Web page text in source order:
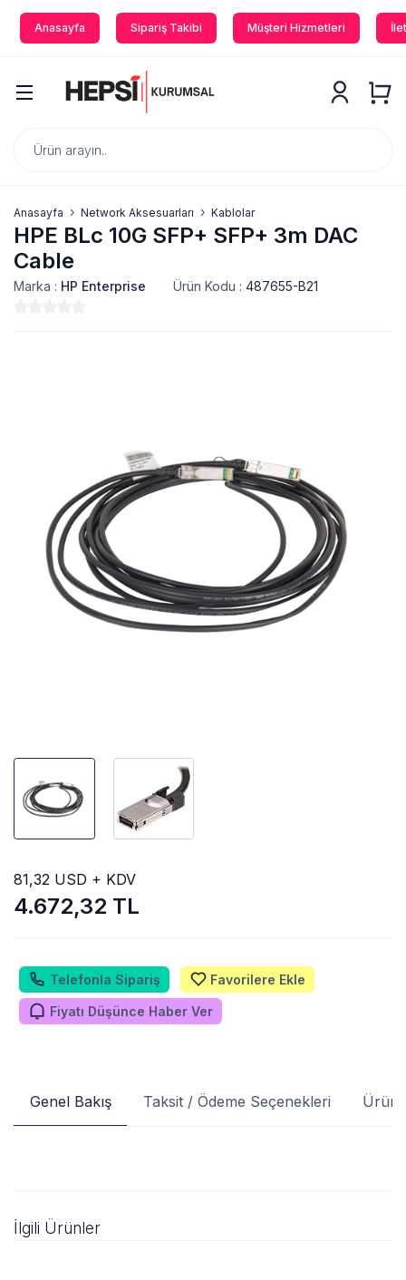
Anasayfa Sipariş Takibi Müşteri Hizmetleri
Anasayfa Network Aksesuarları Kablolar
HPE BLc 10G SFP+ SFP+ 3m DAC
Cable
Marka : HP Enterprise Ürün Kodu : 487655-B21
4.672,32 TL
81,32 USD + KDV
Telefonla Sipariş Favorilere Ekle
Fiyatı Düşünce Haber Ver
Genel Bakış Taksit / Ödeme Seçenekleri Ürün
İlgili Ürünler